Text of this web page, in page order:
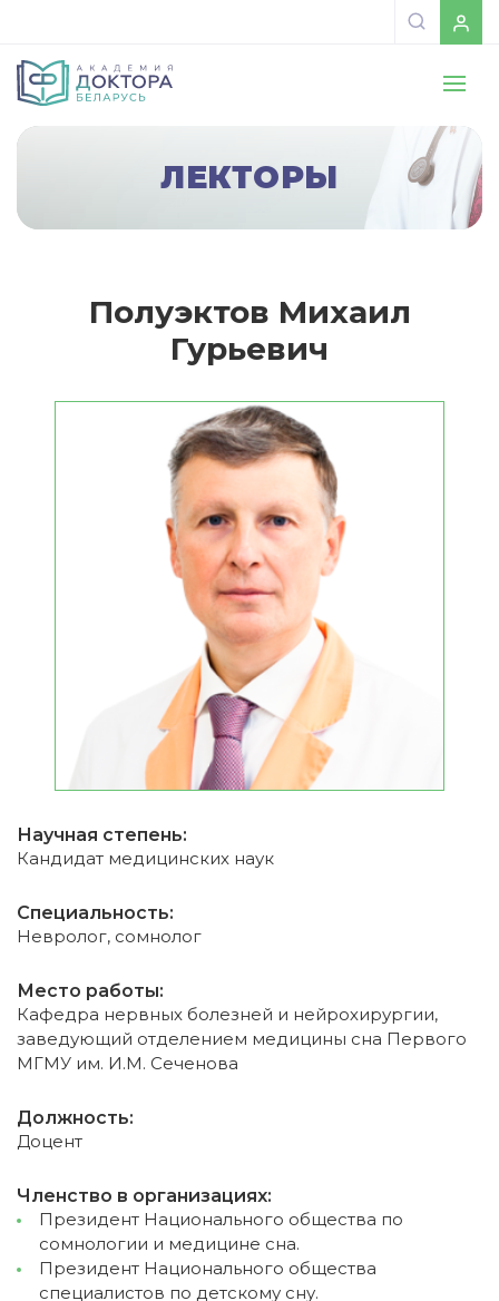
ЛЕКТОРЫ
Полуэктов Михаил
Гурьевич
Научная степень:
Кандидат медицинских наук
Специальность:
Невролог, сомнолог
Место работы:
Кафедра нервных болезней и нейрохирургии,
заведующий отделением медицины сна Первого
МГМУ им. И.М. Сеченова
Должность:
Доцент
Членство в организациях:
Президент Национального общества по
сомнологии и медицине сна.
Президент Национального общества
специалистов по детскому сну.